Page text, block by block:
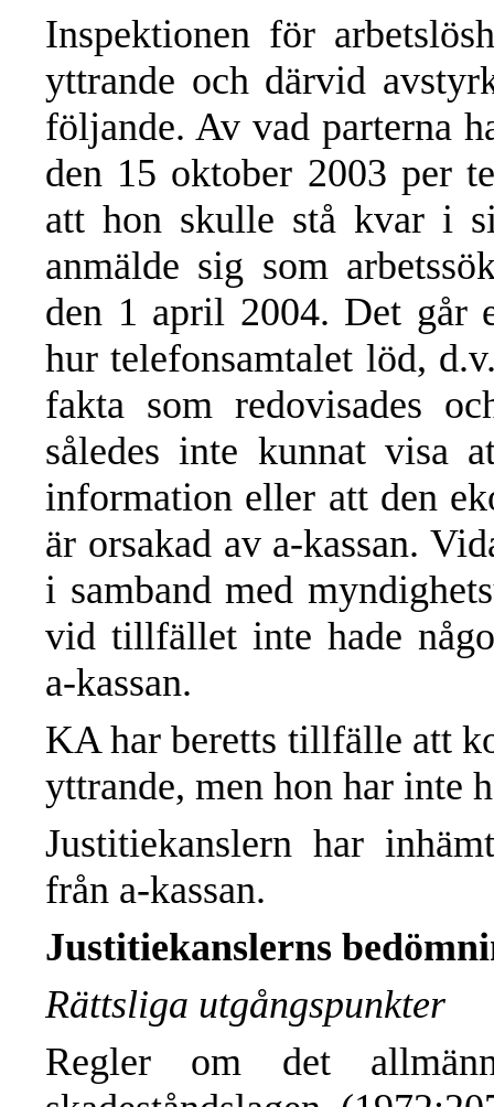
Inspektionen för
yttrande och därvid
följande. Av vad parterna
den 15 oktober 2003 per
att hon skulle stå kvar i
anmälde sig som
den 1 april 2004. Det går
hur telefonsamtalet löd,
fakta som redovisades
således inte kunnat visa
information eller att den
är orsakad av a-kassan.
i samband med
vid tillfället inte hade
a-kassan.
KA har beretts tillfälle att
yttrande, men hon har inte
Justitiekanslern har
från a-kassan.
Justitiekanslerns
Rättsliga utgångspunkter
Regler om det